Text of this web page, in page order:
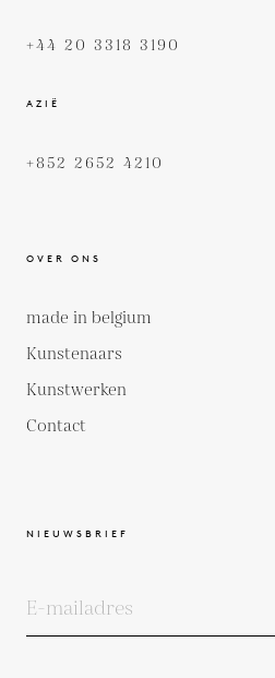
+44 20 3318 3190
AZIË
+852 2652 4210
OVER ONS
made in belgium
Kunstenaars
Kunstwerken
Contact
NIEUWSBRIEF